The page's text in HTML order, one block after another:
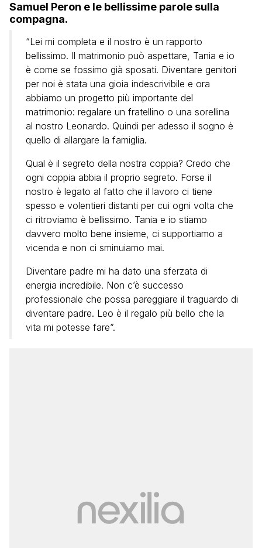
Samuel Peron e le bellissime parole sulla
compagna.
“Lei mi completa e il nostro è un rapporto
bellissimo. Il matrimonio può aspettare, Tania e io
è come se fossimo già sposati. Diventare genitori
per noi è stata una gioia indescrivibile e ora
abbiamo un progetto più importante del
matrimonio: regalare un fratellino o una sorellina
al nostro Leonardo. Quindi per adesso il sogno è
quello di allargare la famiglia.
Qual è il segreto della nostra coppia? Credo che
ogni coppia abbia il proprio segreto. Forse il
nostro è legato al fatto che il lavoro ci tiene
spesso e volentieri distanti per cui ogni volta che
ci ritroviamo è bellissimo. Tania e io stiamo
davvero molto bene insieme, ci supportiamo a
vicenda e non ci sminuiamo mai.
Diventare padre mi ha dato una sferzata di
energia incredibile. Non c’è successo
professionale che possa pareggiare il traguardo di
diventare padre. Leo è il regalo più bello che la
vita mi potesse fare”.